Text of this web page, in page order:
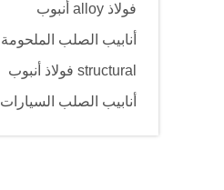
فولاذ alloy أنبوب
أنابيب الصلب الملحومة
structural فولاذ أنبوب
أنابيب الصلب السيارات